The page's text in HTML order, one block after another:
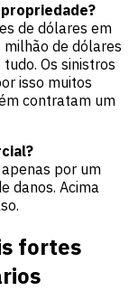
de dólares em
de dólares
Os sinistros
isso muitos
contratam um
por um
danos. Acima
fortes